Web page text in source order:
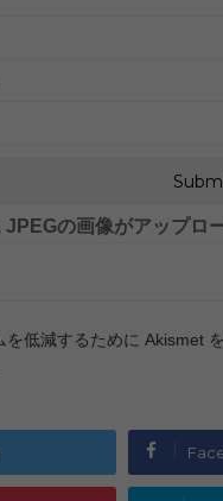
JPEGの画像がアップロ
を低減するために Akismet